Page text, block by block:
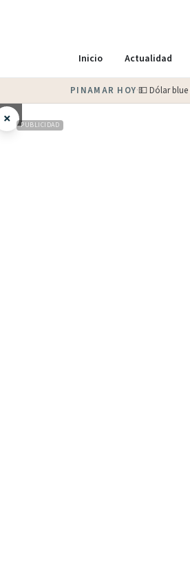
Inicio Actualidad
PINAMAR HOY·💵 Dólar blue
× PUBLICIDAD